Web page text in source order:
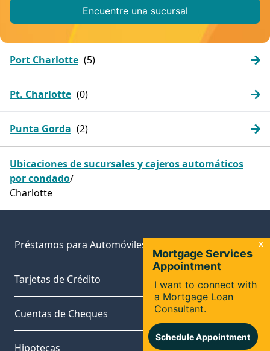
Encuentre una sucursal
Port Charlotte
Pt. Charlotte
Punta Gorda
Ubicaciones de sucursales y cajeros automáticos
por condado/
Charlotte
Préstamos para Automóviles
Tarjetas de Crédito
Cuentas de Cheques
Hipotecas